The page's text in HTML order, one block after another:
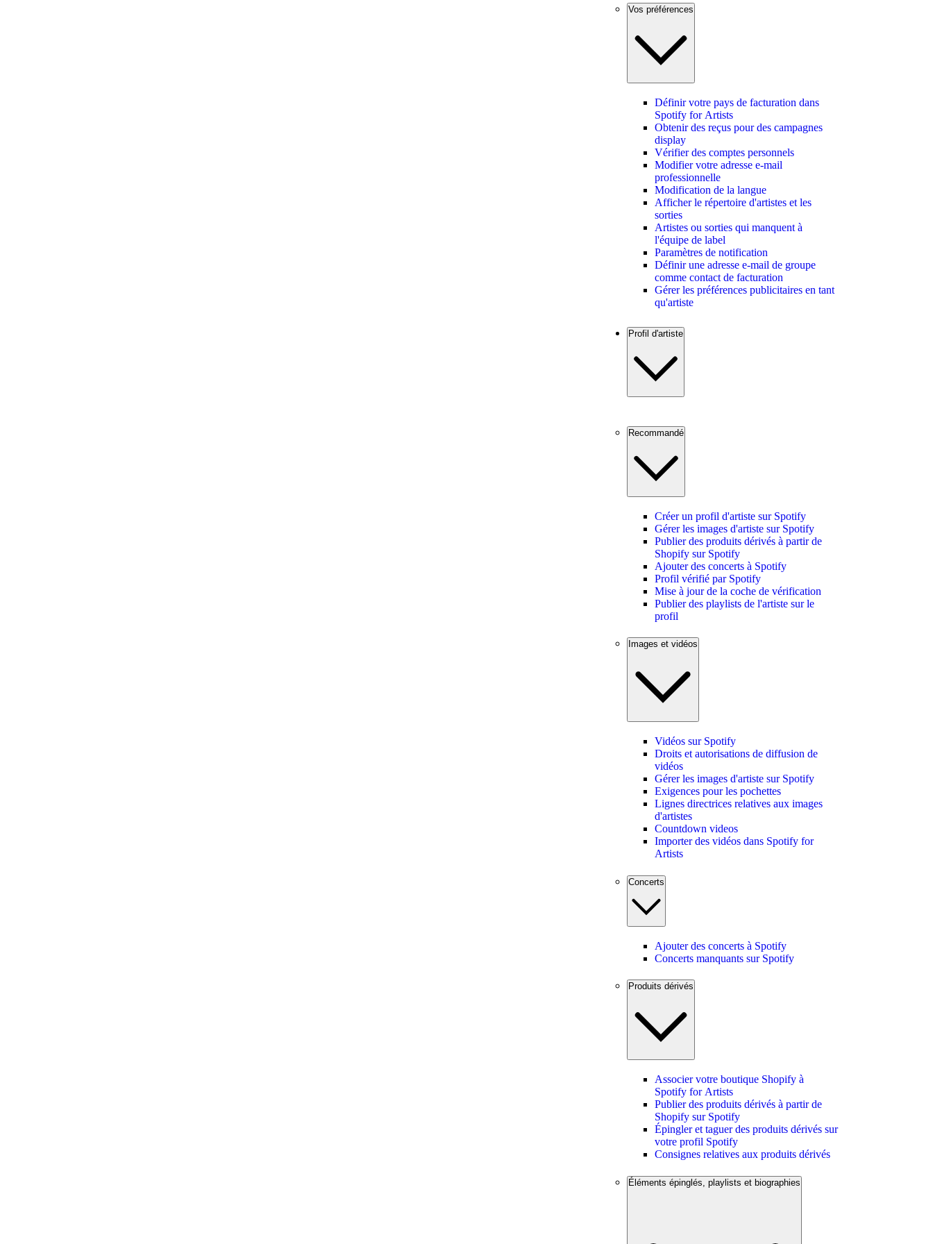
Vos préférences
Définir votre pays de facturation dans
Spotify for Artists
Obtenir des reçus pour des campagnes
display
Vérifier des comptes personnels
Modifier votre adresse e-mail
professionnelle
Modification de la langue
Afficher le répertoire d'artistes et les
sorties
Artistes ou sorties qui manquent à
l'équipe de label
Paramètres de notification
Définir une adresse e-mail de groupe
comme contact de facturation
Gérer les préférences publicitaires en tant
qu'artiste
Profil d'artiste
Recommandé
Créer un profil d'artiste sur Spotify
Gérer les images d'artiste sur Spotify
Publier des produits dérivés à partir de
Shopify sur Spotify
Ajouter des concerts à Spotify
Profil vérifié par Spotify
Mise à jour de la coche de vérification
Publier des playlists de l'artiste sur le
profil
Images et vidéos
Vidéos sur Spotify
Droits et autorisations de diffusion de
vidéos
Gérer les images d'artiste sur Spotify
Exigences pour les pochettes
Lignes directrices relatives aux images
d'artistes
Countdown videos
Importer des vidéos dans Spotify for
Artists
Concerts
Ajouter des concerts à Spotify
Concerts manquants sur Spotify
Produits dérivés
Associer votre boutique Shopify à
Spotify for Artists
Publier des produits dérivés à partir de
Shopify sur Spotify
Épingler et taguer des produits dérivés sur
votre profil Spotify
Consignes relatives aux produits dérivés
Éléments épinglés, playlists et biographies